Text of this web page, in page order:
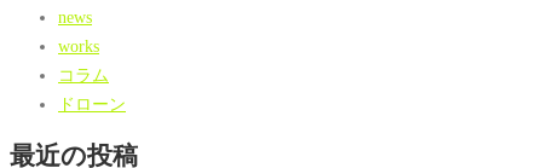
news
works
コラム
ドローン
最近の投稿